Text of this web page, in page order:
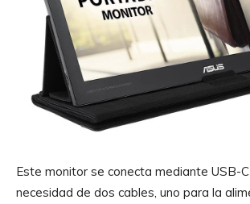
Este monitor se conecta mediante USB-
necesidad de dos cables, uno para la